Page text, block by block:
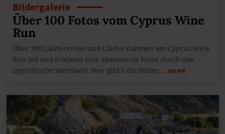
Bildergalerie
Über 100 Fotos vom Cyprus Wine
Run
Über 200 Läuferinnen und Läufer nahmen am Cyprus Wine
Run teil und erlebten eine spannende Reise durch das
zypriotische Weinland. Hier gibt's die Bilder. …MEHR